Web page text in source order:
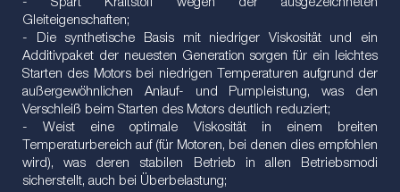
- Spart Kraftstoff wegen der ausgezeichneten
Gleiteigenschaften;
- Die synthetische Basis mit niedriger Viskosität und ein
Additivpaket der neuesten Generation sorgen für ein leichtes
Starten des Motors bei niedrigen Temperaturen aufgrund der
außergewöhnlichen Anlauf- und Pumpleistung, was den
Verschleiß beim Starten des Motors deutlich reduziert;
- Weist eine optimale Viskosität in einem breiten
Temperaturbereich auf (für Motoren, bei denen dies empfohlen
wird), was deren stabilen Betrieb in allen Betriebsmodi
sicherstellt, auch bei Überbelastung;